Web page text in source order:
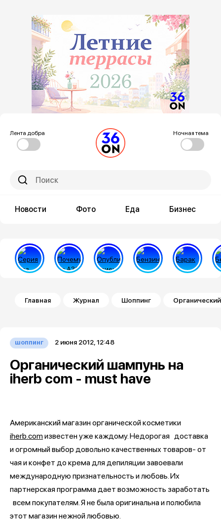
Лента добра Ночная тема
Новости Фото Еда Бизнес
Строка навигации
Главная Журнал Шоппинг
шоппинг 2 июня 2012, 12:48
Органический шампунь на
iherb com - must have
Американский магазин органической косметики
iherb.comизвестен уже каждому. Недорогая доставка
и огромный выбор довольно качественных товаров- от
чая и конфет до крема для депиляции завоевали
международную признательность и любовь. Их
партнерская программа дает возможность заработать
всем покупателям. Я не была оригинальна и полюбила
этот магазин нежной любовью.